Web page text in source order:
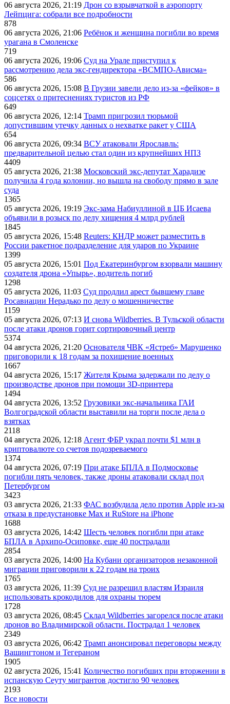
06 августа 2026, 21:19 Дрон со взрывчаткой в аэропорту
Лейпцига: собрали все подробности
878
06 августа 2026, 21:06 Ребёнок и женщина погибли во время
урагана в Смоленске
719
06 августа 2026, 19:06 Суд на Урале приступил к
рассмотрению дела экс-гендиректора «ВСМПО-Ависма»
586
06 августа 2026, 15:08 В Грузии завели дело из-за «фейков» в
соцсетях о притеснениях туристов из РФ
649
06 августа 2026, 12:14 Трамп пригрозил тюрьмой
допустившим утечку данных о нехватке ракет у США
654
06 августа 2026, 09:34 ВСУ атаковали Ярославль:
предварительной целью стал один из крупнейших НПЗ
4409
05 августа 2026, 21:38 Московский экс-депутат Харадизе
получила 4 года колонии, но вышла на свободу прямо в зале
суда
1365
05 августа 2026, 19:19 Экс-зама Набиуллиной в ЦБ Исаева
объявили в розыск по делу хищения 4 млрд рублей
1845
05 августа 2026, 15:48 Reuters: КНДР может разместить в
России ракетное подразделение для ударов по Украине
1399
05 августа 2026, 15:01 Под Екатеринбургом взорвали машину
создателя дрона «Упырь», водитель погиб
1298
05 августа 2026, 11:03 Суд продлил арест бывшему главе
Росавиации Нерадько по делу о мошенничестве
1159
05 августа 2026, 07:13 И снова Wildberries. В Тульской области
после атаки дронов горит сортировочный центр
5374
04 августа 2026, 21:20 Основателя ЧВК «Ястреб» Марущенко
приговорили к 18 годам за похищение военных
1667
04 августа 2026, 15:17 Жителя Крыма задержали по делу о
производстве дронов при помощи 3D‑принтера
1494
04 августа 2026, 13:52 Грузовики экс-начальника ГАИ
Волгоградской области выставили на торги после дела о
взятках
2118
04 августа 2026, 12:18 Агент ФБР украл почти $1 млн в
криптовалюте со счетов подозреваемого
1374
04 августа 2026, 07:19 При атаке БПЛА в Подмосковье
погибли пять человек, также дроны атаковали склад под
Петербургом
3423
03 августа 2026, 21:33 ФАС возбудила дело против Apple из-за
отказа в предустановке Max и RuStore на iPhone
1688
03 августа 2026, 14:42 Шесть человек погибли при атаке
БПЛА в Архипо-Осиповке, еще 40 пострадали
2854
03 августа 2026, 14:00 На Кубани организаторов незаконной
миграции приговорили к 22 годам на троих
1765
03 августа 2026, 11:39 Суд не разрешил властям Израиля
использовать крокодилов для охраны тюрем
1728
03 августа 2026, 08:45 Склад Wildberries загорелся после атаки
дронов во Владимирской области. Пострадал 1 человек
2349
03 августа 2026, 06:42 Трамп анонсировал переговоры между
Вашингтоном и Тегераном
1905
02 августа 2026, 15:41 Количество погибших при вторжении в
испанскую Сеуту мигрантов достигло 90 человек
2193
Все новости